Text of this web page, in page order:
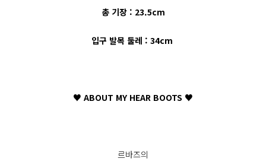
총 기장 : 23.5cm
입구 발목 둘레 : 34cm
♥ ABOUT MY HEAR BOOTS ♥
르바즈의